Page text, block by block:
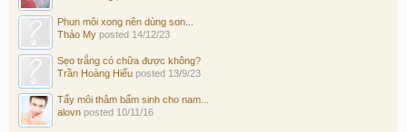
Phun môi xong nên dùng son...
Thảo My posted 14/12/23
Sẹo trắng có chữa được không?
Trần Hoàng Hiếu posted 13/9/23
Tẩy môi thâm bẩm sinh cho nam...
alovn posted 10/11/16